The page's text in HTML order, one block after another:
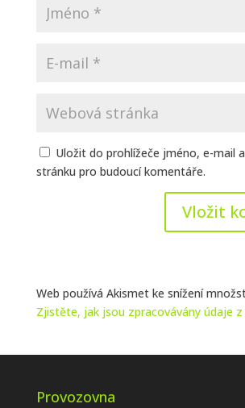
Uložit do prohlížeče jméno, e-mail
stránku pro budoucí komentáře.
Web používá Akismet ke snížení
Zjistěte, jak jsou zpracovávány údaje
Provozovna